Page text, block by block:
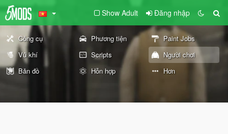
Show Adult Đăng nhập
Công cụ Phương tiện
Paint Jobs
Vũ khí
Scripts
Người chơi
Bản đồ
Hỗn hợp Hơn